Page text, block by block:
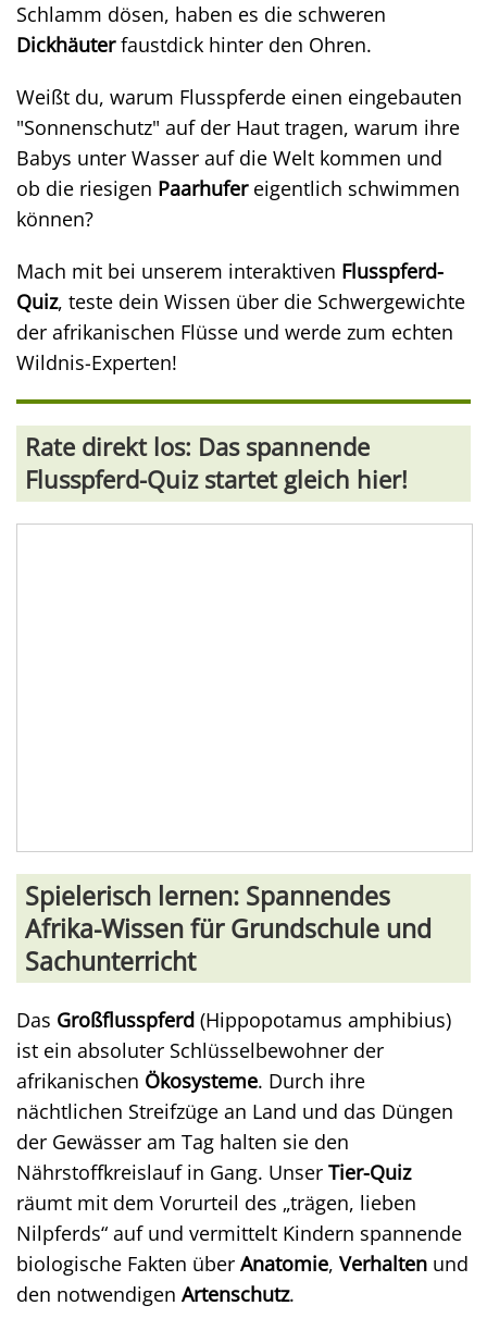
Schlamm dösen, haben es die schweren
Dickhäuterfaustdick hinter den Ohren.
Weißt du, warum Flusspferde einen eingebauten
"Sonnenschutz" auf der Haut tragen, warum ihre
Babys unter Wasser auf die Welt kommen und
ob die riesigen Paarhufereigentlich schwimmen
können?
Mach mit bei unserem interaktiven Flusspferd-
Quiz, teste dein Wissen über die Schwergewichte
der afrikanischen Flüsse und werde zum echten
Wildnis-Experten!
Rate direkt los: Das spannende
Flusspferd-Quiz startet gleich hier!
Spielerisch lernen: Spannendes
Afrika-Wissen für Grundschule und
Sachunterricht
Das Großflusspferd (Hippopotamus amphibius)
ist ein absoluter Schlüsselbewohner der
afrikanischen Ökosysteme. Durch ihre
nächtlichen Streifzüge an Land und das Düngen
der Gewässer am Tag halten sie den
Nährstoffkreislauf in Gang. Unser Tier-Quiz
räumt mit dem Vorurteil des „trägen, lieben
Nilpferds“ auf und vermittelt Kindern spannende
biologische Fakten über Anatomie, Verhalten und
den notwendigen Artenschutz.